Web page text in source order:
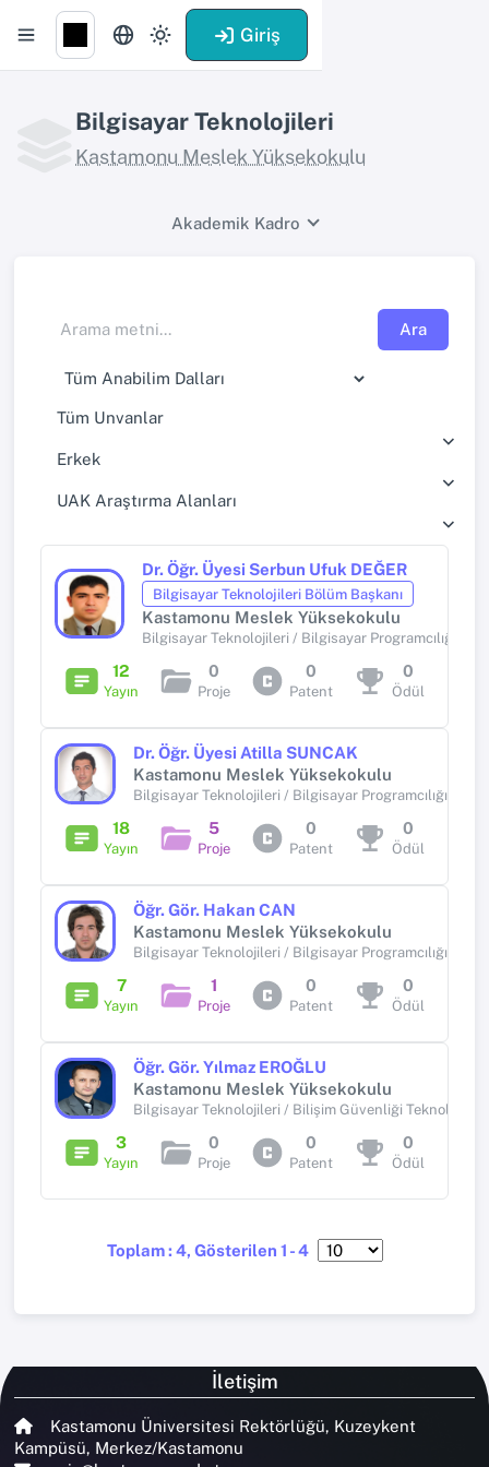
Giriş
Bilgisayar Teknolojileri
Kastamonu Meslek Yüksekokulu
Akademik Kadro
Ara
Tüm Unvanlar
Erkek
UAK Araştırma Alanları
Dr. Öğr. Üyesi Serbun Ufuk DEĞER
Bilgisayar Teknolojileri Bölüm Başkanı
Kastamonu Meslek Yüksekokulu
Bilgisayar Teknolojileri / Bilgisayar Programcılığı
12
Yayın
0
Proje
0
Patent
0
Ödül
Dr. Öğr. Üyesi Atilla SUNCAK
Kastamonu Meslek Yüksekokulu
Bilgisayar Teknolojileri / Bilgisayar Programcılığı
18
Yayın
5
Proje
0
Patent
0
Ödül
Öğr. Gör. Hakan CAN
Kastamonu Meslek Yüksekokulu
Bilgisayar Teknolojileri / Bilgisayar Programcılığı
7
Yayın
1
Proje
0
Patent
0
Ödül
Öğr. Gör. Yılmaz EROĞLU
Kastamonu Meslek Yüksekokulu
Bilgisayar Teknolojileri / Bilişim Güvenliği Teknolojisi
3
Yayın
0
Proje
0
Patent
0
Ödül
Toplam : 4, Gösterilen 1 - 4
İletişim
Kastamonu Üniversitesi Rektörlüğü, Kuzeykent
Kampüsü, Merkez/Kastamonu